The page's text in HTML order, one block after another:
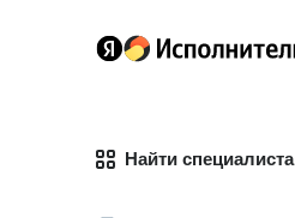
Найти специалиста